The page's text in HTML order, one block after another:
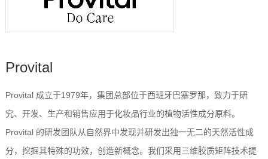
Provital
Provital 成立于1979年，集团总部位于西班牙巴塞罗那，致力于研
究、开发、生产和销售应用于化妆品行业的植物活性成分原料。
Provital 的研发团队从自然界中发现并研发出独一无二的天然活性成
分，挖掘其特殊的功效，创造新概念。我们采用三维胶质矩阵技术提